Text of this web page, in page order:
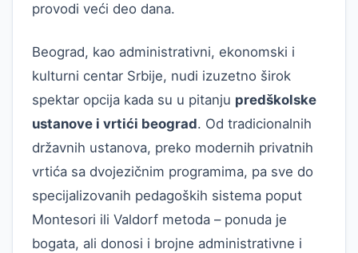
provodi veći deo dana.
Beograd, kao administrativni, ekonomski i
kulturni centar Srbije, nudi izuzetno širok
spektar opcija kada su u pitanju predškolske
ustanove i vrtići beograd. Od tradicionalnih
državnih ustanova, preko modernih privatnih
vrtića sa dvojezičnim programima, pa sve do
specijalizovanih pedagoških sistema poput
Montesori ili Valdorf metoda – ponuda je
bogata, ali donosi i brojne administrativne i